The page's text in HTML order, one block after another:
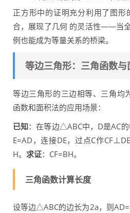
正方形中的证明充分利用了图
合，展现了几何 的灵活性——当
例也能成为等量关系的桥梁。
等边三角形：三角函数
等边三角形的三边相等、三角均
函数和面积法的应用场景：
已知：在等边△ABC中，D是AC
E=AD，连接DE，过点C作
H。 求证：CF=BH。
三角函数计算长度
设等边△ABC的边长为2a，则